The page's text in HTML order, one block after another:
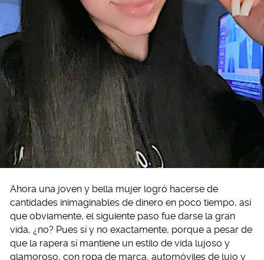
Ahora una joven y bella mujer logró hacerse de
cantidades inimaginables de dinero en poco tiempo, así
que obviamente, el siguiente paso fue darse la gran
vida, ¿no? Pues sí y no exactamente, porque a pesar de
que la rapera sí mantiene un estilo de vida lujoso y
glamoroso, con ropa de marca, automóviles de lujo y